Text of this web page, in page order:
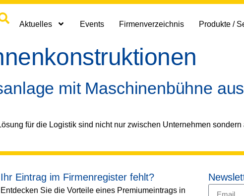
Aktuelles
Events Firmenverzeichnis Produkte /
mit Maschinenbühne
für die Logistik sind nicht nur zwischen Unternehmen
Ihr Eintrag im Firmenregister fehlt?
Entdecken Sie die Vorteile eines Premiumeintrags in